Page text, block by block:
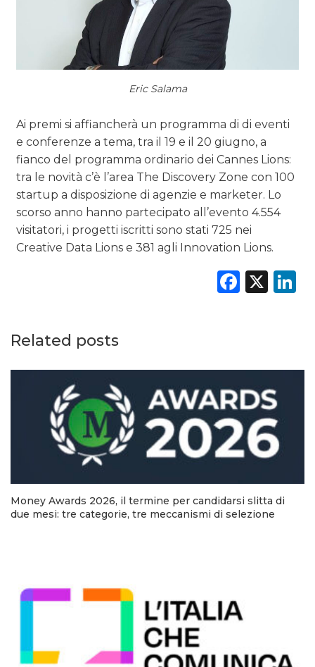
Eric Salama
Ai premi si affiancherà un programma di di eventi
e conferenze a tema, tra il 19 e il 20 giugno, a
fianco del programma ordinario dei Cannes Lions:
tra le novità c’è l’area The Discovery Zone con 100
startup a disposizione di agenzie e marketer. Lo
scorso anno hanno partecipato all’evento 4.554
visitatori, i progetti iscritti sono stati 725 nei
Creative Data Lions e 381 agli Innovation Lions.
X
Related posts
Money Awards 2026, il termine per candidarsi slitta di
due mesi: tre categorie, tre meccanismi di selezione